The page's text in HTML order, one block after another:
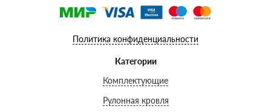
Политика конфиденциальности
Категории
Комплектующие
Рулонная кровля